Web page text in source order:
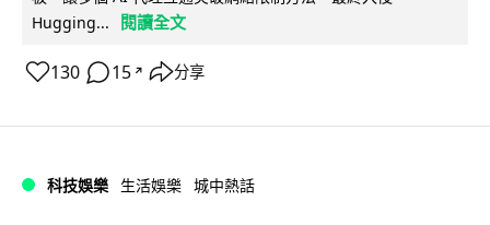
Hugging...
閱讀全文
130 15 ↗ 分享
科技娛樂 生活娛樂 城中熱話